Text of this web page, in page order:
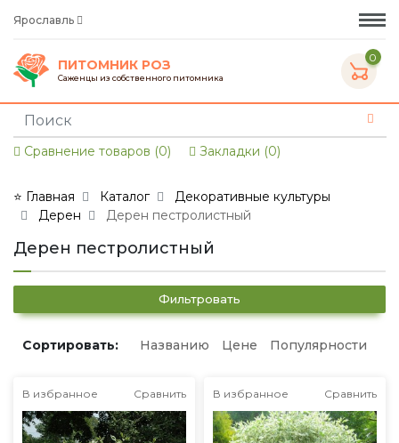
Ярославль
ПИТОМНИК РОЗ
Саженцы из собственного питомника
0
Сравнение товаров (0) Закладки (0)
⭐ Главная Каталог
Декоративные культуры
Дерен
Дерен пестролистный
Дерен пестролистный
Фильтровать
Сортировать: Названию Цене Популярности
В избранное Сравнить В избранное Сравнить